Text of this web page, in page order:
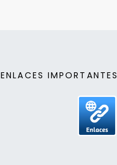
ENLACES IMPORTANTES